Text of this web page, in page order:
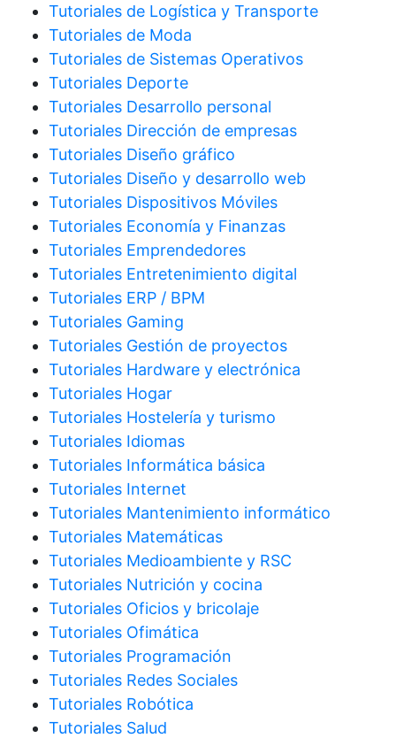
Tutoriales de Logística y Transporte
Tutoriales de Moda
Tutoriales de Sistemas Operativos
Tutoriales Deporte
Tutoriales Desarrollo personal
Tutoriales Dirección de empresas
Tutoriales Diseño gráfico
Tutoriales Diseño y desarrollo web
Tutoriales Dispositivos Móviles
Tutoriales Economía y Finanzas
Tutoriales Emprendedores
Tutoriales Entretenimiento digital
Tutoriales ERP / BPM
Tutoriales Gaming
Tutoriales Gestión de proyectos
Tutoriales Hardware y electrónica
Tutoriales Hogar
Tutoriales Hostelería y turismo
Tutoriales Idiomas
Tutoriales Informática básica
Tutoriales Internet
Tutoriales Mantenimiento informático
Tutoriales Matemáticas
Tutoriales Medioambiente y RSC
Tutoriales Nutrición y cocina
Tutoriales Oficios y bricolaje
Tutoriales Ofimática
Tutoriales Programación
Tutoriales Redes Sociales
Tutoriales Robótica
Tutoriales Salud